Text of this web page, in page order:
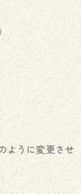
ように変更させ